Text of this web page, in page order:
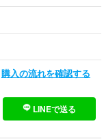
購入の流れを確認する
LINEで送る